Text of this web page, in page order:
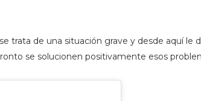
trata de una situación grave y desde aquí le
se solucionen positivamente esos